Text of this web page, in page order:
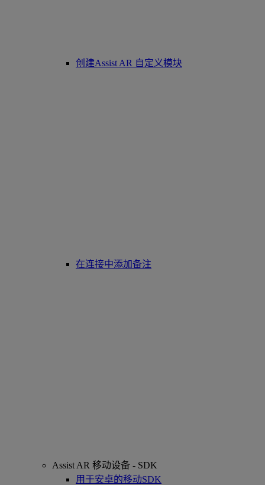
创建Assist AR 自定义模块
在连接中添加备注
Assist AR 移动设备 - SDK
用于安卓的移动SDK